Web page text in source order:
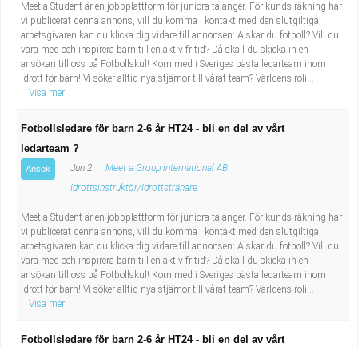
Meet a Student är en jobbplattform för juniora talanger. För kunds räkning har
vi publicerat denna annons, vill du komma i kontakt med den slutgiltiga
arbetsgivaren kan du klicka dig vidare till annonsen: Älskar du fotboll? Vill du
vara med och inspirera barn till en aktiv fritid? Då skall du skicka in en
ansökan till oss på Fotbollskul! Kom med i Sveriges bästa ledarteam inom
idrott för barn! Vi söker alltid nya stjärnor till vårat team? Världens roli...
Visa mer
Fotbollsledare för barn 2-6 år HT24 - bli en del av vårt
ledarteam ?
Ansök Jun 2
Meet a Group international AB
Idrottsinstruktör/Idrottstränare
Meet a Student är en jobbplattform för juniora talanger. För kunds räkning har
vi publicerat denna annons, vill du komma i kontakt med den slutgiltiga
arbetsgivaren kan du klicka dig vidare till annonsen: Älskar du fotboll? Vill du
vara med och inspirera barn till en aktiv fritid? Då skall du skicka in en
ansökan till oss på Fotbollskul! Kom med i Sveriges bästa ledarteam inom
idrott för barn! Vi söker alltid nya stjärnor till vårat team? Världens roli...
Visa mer
Fotbollsledare för barn 2-6 år HT24 - bli en del av vårt